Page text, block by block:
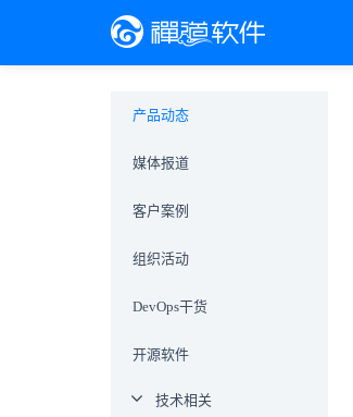
产品动态
媒体报道
客户案例
组织活动
DevOps干货
开源软件
技术相关